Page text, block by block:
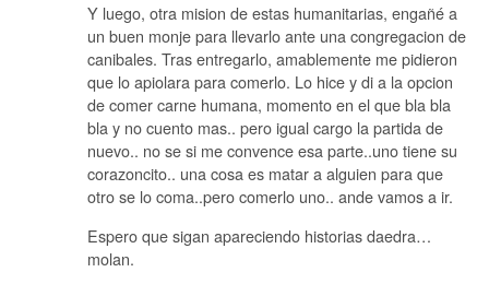
Y luego, otra mision de estas humanitarias, engañé a
un buen monje para llevarlo ante una congregacion de
canibales. Tras entregarlo, amablemente me pidieron
que lo apiolara para comerlo. Lo hice y di a la opcion
de comer carne humana, momento en el que bla bla
bla y no cuento mas.. pero igual cargo la partida de
nuevo.. no se si me convence esa parte..uno tiene su
corazoncito.. una cosa es matar a alguien para que
otro se lo coma..pero comerlo uno.. ande vamos a ir.
Espero que sigan apareciendo historias daedra…
molan.